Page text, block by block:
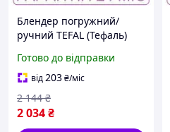
Блендер погружний/
ручний TEFAL (Тефаль)
мірна склянка, міні-
подрібнювач
Готово до відправки
від203₴/міс
2 034₴
2 144 ₴